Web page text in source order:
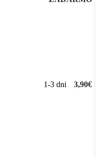
1-3 dni 3,90€